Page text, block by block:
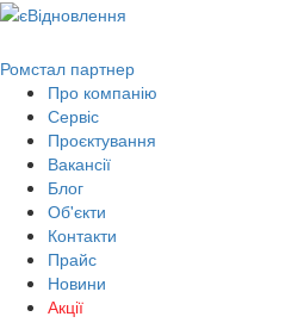
Ромстал партнер
Про компанію
Сервіс
Проєктування
Вакансії
Блог
Об'єкти
Контакти
Прайс
Новини
Акції